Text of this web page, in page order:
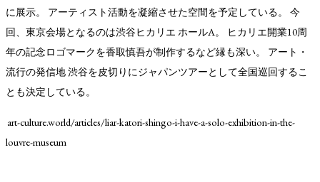
に展示。 アーティスト活動を凝縮させた空間を予定している。 今
回、東京会場となるのは渋谷ヒカリエ ホールA。 ヒカリエ開業10周
年の記念ロゴマークを香取慎吾が制作するなど縁も深い。 アート・
流行の発信地 渋谷を皮切りにジャパンツアーとして全国巡回するこ
とも決定している。
art-culture.world/articles/liar-katori-shingo-i-have-a-solo-exhibition-in-the-
louvre-museum